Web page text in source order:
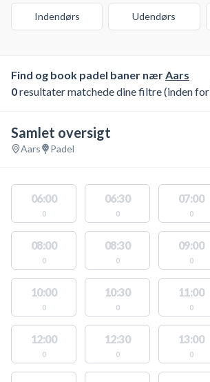
Indendørs Udendørs
Find og book padel baner nærAars
0resultater matchede dine filtre (inden for
Samlet oversigt
Aars Padel
06:00
0
06:30
0
07:00
0
08:00
0
08:30
0
09:00
0
10:00
0
10:30
0
11:00
0
12:00
0
12:30
0
13:00
0